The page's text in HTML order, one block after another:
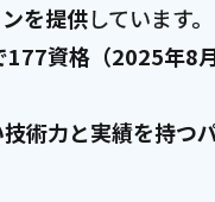
を提供しています。
資格（2025年8
術力と実績を持つ